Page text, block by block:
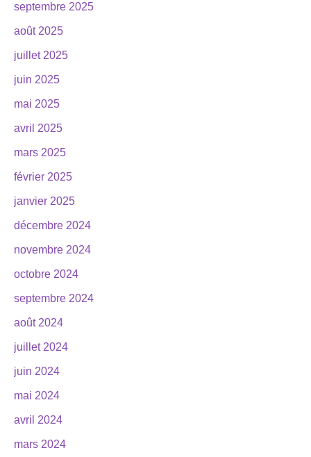
septembre 2025
août 2025
juillet 2025
juin 2025
mai 2025
avril 2025
mars 2025
février 2025
janvier 2025
décembre 2024
novembre 2024
octobre 2024
septembre 2024
août 2024
juillet 2024
juin 2024
mai 2024
avril 2024
mars 2024